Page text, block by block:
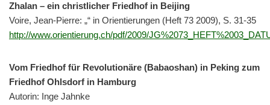
Zhalan – ein christlicher Friedhof in Beijing
Voire, Jean-Pierre: „“ in Orientierungen (Heft 73 2009), S. 31-35
http://www.orientierung.ch/pdf/2009/
Vom Friedhof für Revolutionäre (Babaoshan) in Peking zum
Friedhof Ohlsdorf in Hamburg
Autorin: Inge Jahnke